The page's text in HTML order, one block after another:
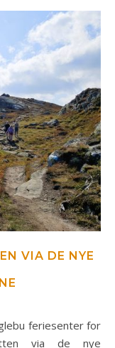
VIA DE NYE
via de nye